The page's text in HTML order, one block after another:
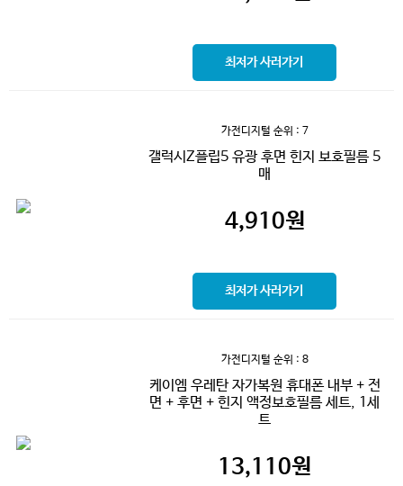
최저가 사러가기
가전디지털 순위 : 7
갤럭시Z플립5 유광 후면 힌지 보호필름 5
매
4,910원
최저가 사러가기
가전디지털 순위 : 8
케이엠 우레탄 자가복원 휴대폰 내부 + 전
면 + 후면 + 힌지 액정보호필름 세트, 1세
트
13,110원